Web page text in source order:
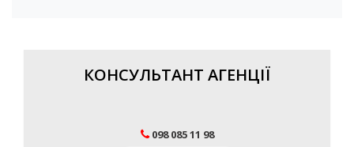
КОНСУЛЬТАНТ АГЕНЦІЇ
098 085 11 98